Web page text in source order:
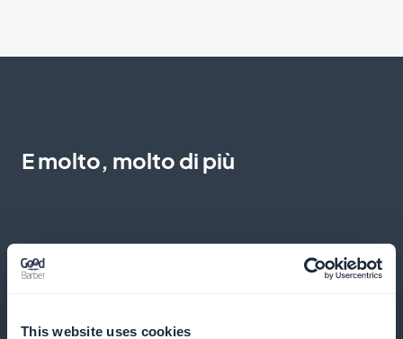
This website uses cookies
E molto, molto di più
Promozione diretta alla reception